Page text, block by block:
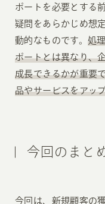
ポートを必要とする
疑問をあらかじめ想
動的なものです。 処
ポートとは異なり、
成長できるかが重要
品やサービスをアッ
今回のまと
今回は、新規顧客の